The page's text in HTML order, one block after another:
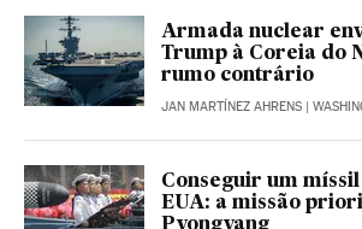
Armada nuclear
Trump à Coreia do
rumo contrário
JAN MARTÍNEZ AHRENS |
Conseguir um
EUA: a missão
Pyongyang